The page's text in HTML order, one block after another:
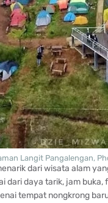
Langit Pangalengan,
dari wisata alam
dari daya tarik, jam
tempat nongkrong